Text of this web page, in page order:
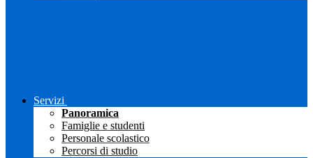
Servizi
Panoramica
Famiglie e studenti
Personale scolastico
Percorsi di studio